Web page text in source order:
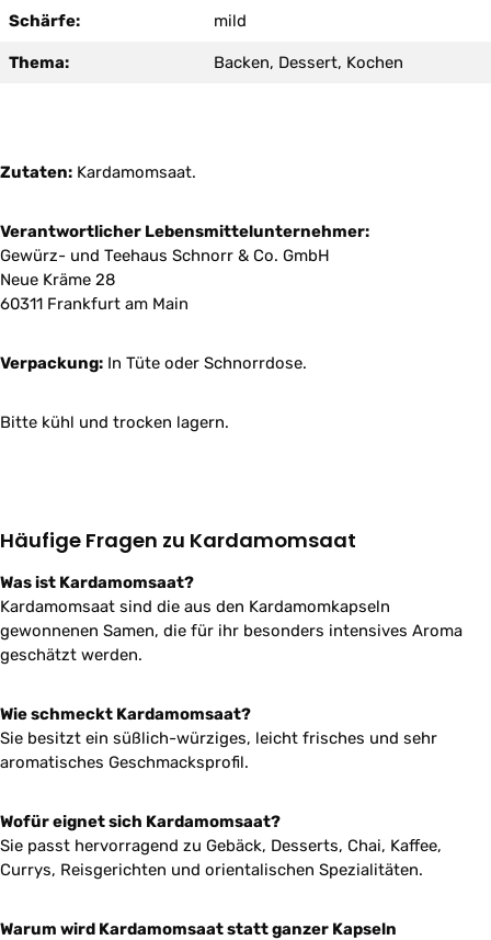
Schärfe: mild
Thema: Backen, Dessert, Kochen
Zutaten: Kardamomsaat.
Verantwortlicher Lebensmittelunternehmer:
Gewürz- und Teehaus Schnorr & Co. GmbH
Neue Kräme 28
60311 Frankfurt am Main
Verpackung: In Tüte oder Schnorrdose.
Bitte kühl und trocken lagern.
Häufige Fragen zu Kardamomsaat
Was ist Kardamomsaat?
Kardamomsaat sind die aus den Kardamomkapseln
gewonnenen Samen, die für ihr besonders intensives Aroma
geschätzt werden.
Wie schmeckt Kardamomsaat?
Sie besitzt ein süßlich-würziges, leicht frisches und sehr
aromatisches Geschmacksprofil.
Wofür eignet sich Kardamomsaat?
Sie passt hervorragend zu Gebäck, Desserts, Chai, Kaffee,
Currys, Reisgerichten und orientalischen Spezialitäten.
Warum wird Kardamomsaat statt ganzer Kapseln